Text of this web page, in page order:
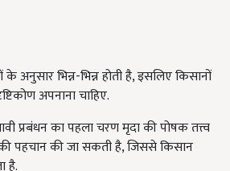
अनुसार भिन्न-भिन्न होती है, इसलिए किसानों
अपनाना चाहिए.
प्रबंधन का पहला चरण मृदा की पोषक तत्त्व
पहचान की जा सकती है, जिससे किसान
है.